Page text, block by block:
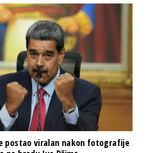
postao viralan nakon fotografije